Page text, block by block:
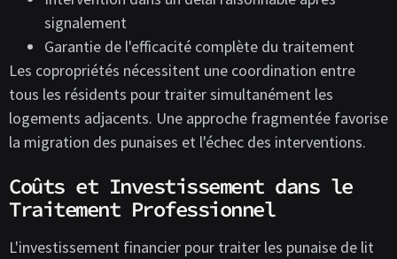
signalement
Garantie de l'efficacité complète du traitement
Les copropriétés nécessitent une coordination entre
tous les résidents pour traiter simultanément les
logements adjacents. Une approche fragmentée favorise
la migration des punaises et l'échec des interventions.
Coûts et Investissement dans le
Traitement Professionnel
L'investissement financier pour traiter les punaise de lit